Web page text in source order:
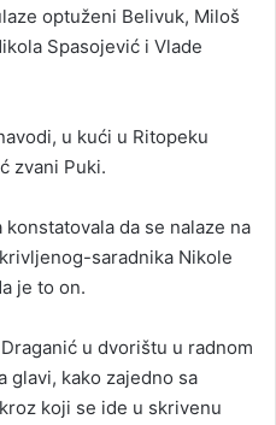
optuženi Belivuk, Miloš
Spasojević i Vlade
u kući u Ritopeku
zvani Puki.
da se nalaze na
saradnika Nikole
je to on.
u dvorištu u radnom
glavi, kako zajedno sa
koji se ide u skrivenu